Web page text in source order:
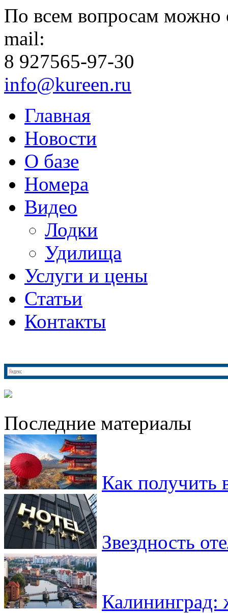
По всем вопросам можно
mail:
8 927565-97-30
info@kureen.ru
Главная
Новости
О базе
Номера
Видео
Лодки
Удилища
Услуги и цены
Статьи
Контакты
Последние материалы
Как получить
Звездность
Калининград: